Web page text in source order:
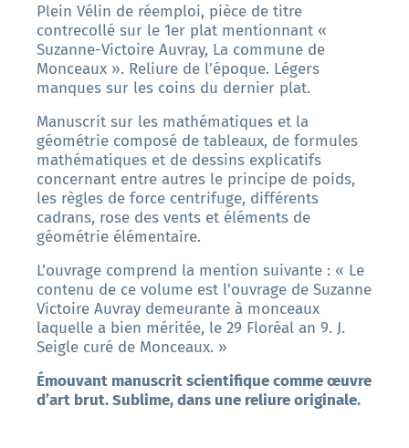
Plein Vélin de réemploi, pièce de titre
contrecollé sur le 1er plat mentionnant «
Suzanne-Victoire Auvray, La commune de
Monceaux ». Reliure de l’époque. Légers
manques sur les coins du dernier plat.
Manuscrit sur les mathématiques et la
géométrie composé de tableaux, de formules
mathématiques et de dessins explicatifs
concernant entre autres le principe de poids,
les règles de force centrifuge, différents
cadrans, rose des vents et éléments de
géométrie élémentaire.
L’ouvrage comprend la mention suivante : « Le
contenu de ce volume est l'ouvrage de Suzanne
Victoire Auvray demeurante à monceaux
laquelle a bien méritée, le 29 Floréal an 9. J.
Seigle curé de Monceaux. »
Émouvant manuscrit scientifique comme œuvre
d’art brut. Sublime, dans une reliure originale.